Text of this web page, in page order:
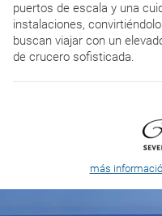
puertos de escala y una
instalaciones,
buscan viajar con un
de crucero sofisticada.
más